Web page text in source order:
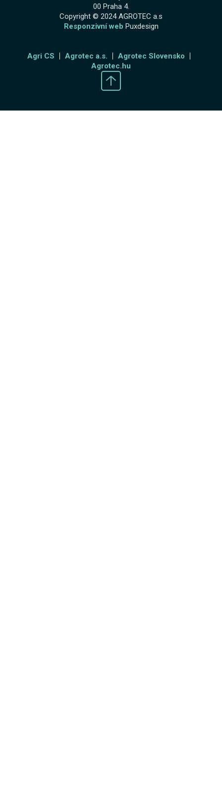
00 Praha 4.
Copyright © 2024 AGROTEC a.s
Responzivní web Puxdesign
Agri CS Agrotec a.s.
Agrotec Slovensko
Agrotec.hu